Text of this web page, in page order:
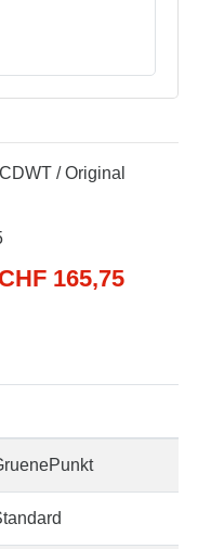
/ Original
165,75